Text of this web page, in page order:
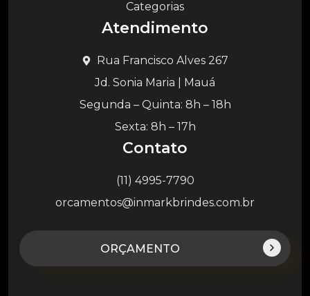
Categorias
Atendimento
Rua Francisco Alves 267
Jd. Sonia Maria | Mauá
Segunda – Quinta: 8h – 18h
Sexta: 8h – 17h
Contato
(11) 4995-7790
orcamentos@inmarkbrindes.com.br
ORÇAMENTO